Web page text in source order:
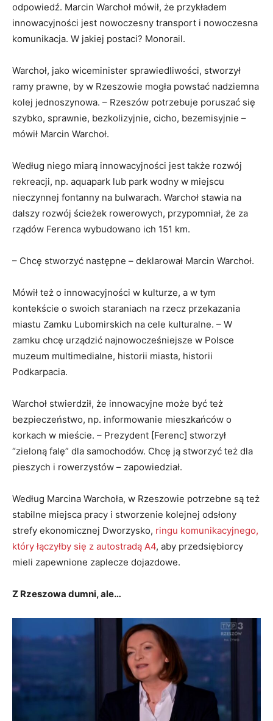
odpowiedź. Marcin Warchoł mówił, że przykładem
innowacyjności jest nowoczesny transport i nowoczesna
komunikacja. W jakiej postaci? Monorail.
Warchoł, jako wiceminister sprawiedliwości, stworzył
ramy prawne, by w Rzeszowie mogła powstać nadziemna
kolej jednoszynowa. – Rzeszów potrzebuje poruszać się
szybko, sprawnie, bezkolizyjnie, cicho, bezemisyjnie –
mówił Marcin Warchoł.
Według niego miarą innowacyjności jest także rozwój
rekreacji, np. aquapark lub park wodny w miejscu
nieczynnej fontanny na bulwarach. Warchoł stawia na
dalszy rozwój ścieżek rowerowych, przypomniał, że za
rządów Ferenca wybudowano ich 151 km.
– Chcę stworzyć następne – deklarował Marcin Warchoł.
Mówił też o innowacyjności w kulturze, a w tym
kontekście o swoich staraniach na rzecz przekazania
miastu Zamku Lubomirskich na cele kulturalne. – W
zamku chcę urządzić najnowocześniejsze w Polsce
muzeum multimedialne, historii miasta, historii
Podkarpacia.
Warchoł stwierdził, że innowacyjne może być też
bezpieczeństwo, np. informowanie mieszkańców o
korkach w mieście. – Prezydent [Ferenc] stworzył
“zieloną falę” dla samochodów. Chcę ją stworzyć też dla
pieszych i rowerzystów – zapowiedział.
Według Marcina Warchoła, w Rzeszowie potrzebne są też
stabilne miejsca pracy i stworzenie kolejnej odsłony
strefy ekonomicznej Dworzysko, ringu komunikacyjnego,
który łączyłby się z autostradą A4, aby przedsiębiorcy
mieli zapewnione zaplecze dojazdowe.
Z Rzeszowa dumni, ale…